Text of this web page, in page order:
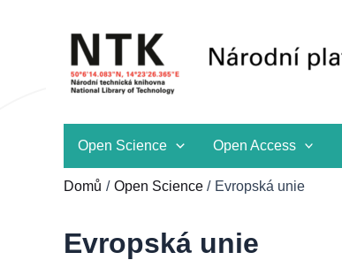
Open Science Open Access
Domů Open Science Evropská unie
Evropská unie